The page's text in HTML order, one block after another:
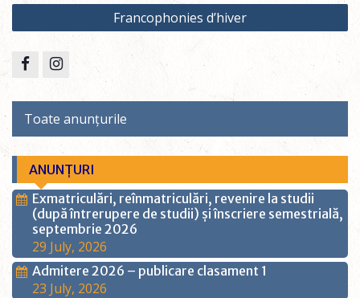
Francophonies d’hiver
Toate anunțurile
ANUNȚURI
Exmatriculări, reînmatriculări, revenire la studii
(după întrerupere de studii) și înscriere semestrială,
septembrie 2026
29 July, 2026
Admitere 2026 – publicare clasament 1
23 July, 2026